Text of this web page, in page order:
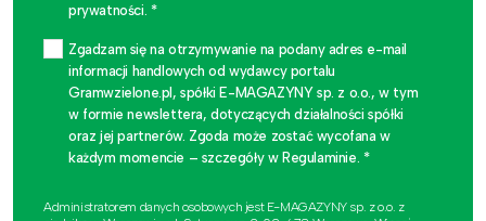
prywatności. *
Zgadzam się na otrzymywanie na podany adres e-mail
informacji handlowych od wydawcy portalu
Gramwzielone.pl, spółki E-MAGAZYNY sp. z o.o., w tym
w formie newslettera, dotyczących działalności spółki
oraz jej partnerów. Zgoda może zostać wycofana w
każdym momencie – szczegóły w Regulaminie. *
Administratorem danych osobowych jest E-MAGAZYNY sp. z o.o. z